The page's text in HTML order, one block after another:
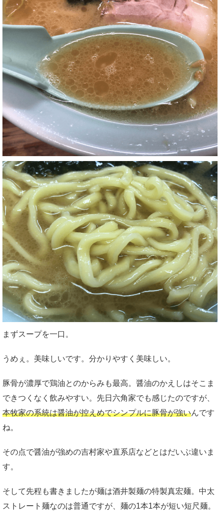
まずスープを一口。
うめぇ。美味しいです。分かりやすく美味しい。
豚骨が濃厚で鶏油とのからみも最高。醤油のかえしはそこま
できつくなく飲みやすい。先日六角家でも感じたのですが、
本牧家の系統は醤油が控えめでシンプルに豚骨が強いんです
ね。
その点で醤油が強めの吉村家や直系店などとはだいぶ違いま
す。
そして先程も書きましたが麺は酒井製麺の特製真宏麺。中太
ストレート麺なのは普通ですが、麺の1本1本が短い短尺麺。